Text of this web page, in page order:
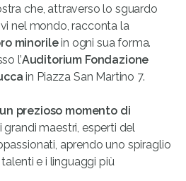
che, attraverso lo sguardo
nel mondo, racconta la
minorilein ogni sua forma.
l’Auditorium Fondazione
in Piazza San Martino 7.
un prezioso momento di
grandi maestri, esperti del
aprendo uno spiraglio
e i linguaggi più